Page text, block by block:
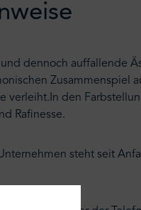
dennoch auffallende
Zusammenspiel
verleiht.In den
Rafinesse.
steht seit